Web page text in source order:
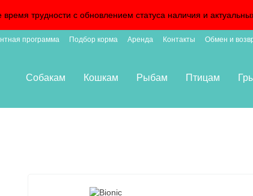
время трудности с обновлением статуса наличия и
программа Подбор корма Аренда Контакты Обмен и
Собакам Кошкам Рыбам Птицам